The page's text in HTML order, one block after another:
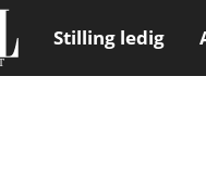
Stilling ledig